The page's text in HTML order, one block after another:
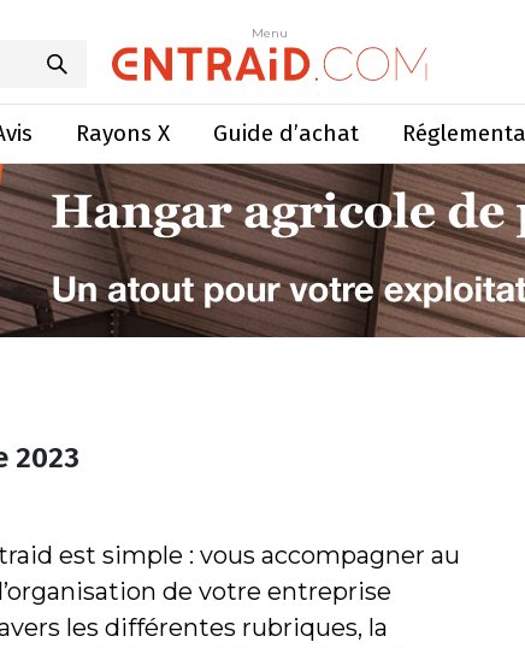
Menu
Rayons X Guide d’achat
2023
est simple : vous accompagner au
de votre entreprise
les différentes rubriques, la